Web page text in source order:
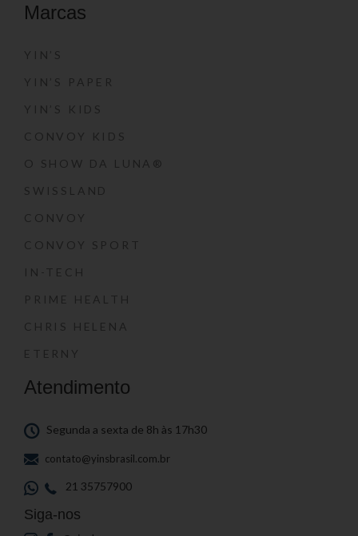
Marcas
YIN’S
YIN’S PAPER
YIN’S KIDS
CONVOY KIDS
O SHOW DA LUNA®
SWISSLAND
CONVOY
CONVOY SPORT
IN-TECH
PRIME HEALTH
CHRIS HELENA
ETERNY
Atendimento
Segunda a sexta de 8h às 17h30
contato@yinsbrasil.com.br
21 35757900
Siga-nos